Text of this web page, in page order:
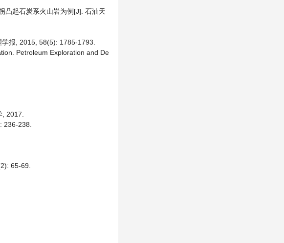
凸起石炭系火山岩为例[J]. 石油天
报, 2015, 58(5): 1785-1793.
Petroleum Exploration and De
2017.
236-238.
65-69.